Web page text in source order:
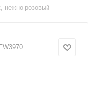
нежно-розовый